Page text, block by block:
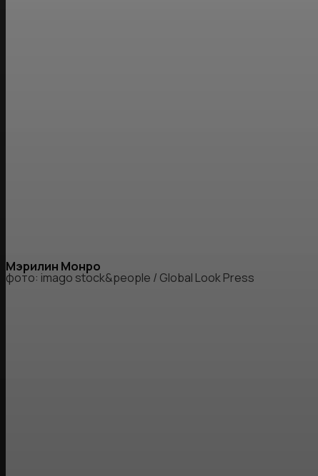
Мэрилин Монро
фото: imago stock&people / Global Look Press